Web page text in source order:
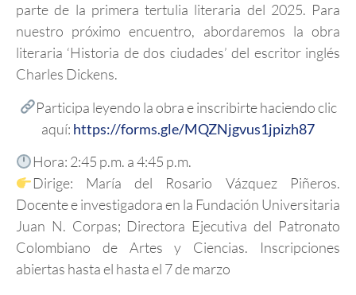
parte de la primera tertulia literaria del 2025. Para
nuestro próximo encuentro, abordaremos la obra
literaria ‘Historia de dos ciudades’ del escritor inglés
Charles Dickens.
Participa leyendo la obra e inscribirte haciendo clic
aquí: https://forms.gle/MQZNjgvus1jpizh87
Hora: 2:45 p.m. a 4:45 p.m.
Dirige: María del Rosario Vázquez Piñeros.
Docente e investigadora en la Fundación Universitaria
Juan N. Corpas; Directora Ejecutiva del Patronato
Colombiano de Artes y Ciencias. Inscripciones
abiertas hasta el hasta el 7 de marzo